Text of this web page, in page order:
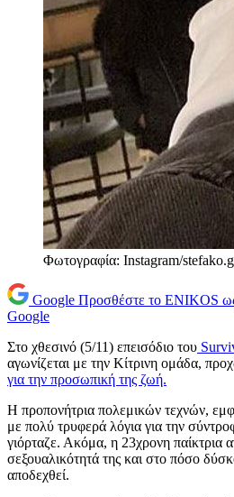
Φωτογραφία: Instagram/
Google Προσθέστε το ENIKOS
Google
Στο χθεσινό (5/11) επεισόδιο του
αγωνίζεται με την Κίτρινη ομάδα,
για την προσωπική της ζωή.
Η προπονήτρια πολεμικών τεχνών,
με πολύ τρυφερά λόγια για την
γιόρταζε. Ακόμα, η 23χρονη παίκτρια
σεξουαλικότητά της και στο πόσο
αποδεχθεί.